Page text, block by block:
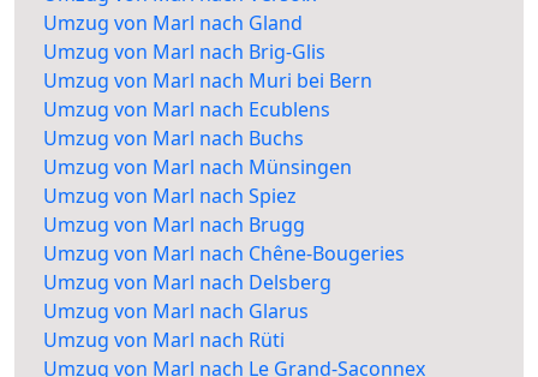
Umzug von Marl nach Gland
Umzug von Marl nach Brig-Glis
Umzug von Marl nach Muri bei Bern
Umzug von Marl nach Ecublens
Umzug von Marl nach Buchs
Umzug von Marl nach Münsingen
Umzug von Marl nach Spiez
Umzug von Marl nach Brugg
Umzug von Marl nach Chêne-Bougeries
Umzug von Marl nach Delsberg
Umzug von Marl nach Glarus
Umzug von Marl nach Rüti
Umzug von Marl nach Le Grand-Saconnex